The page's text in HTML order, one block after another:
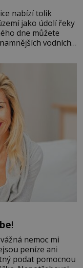
nabízí tolik
jako údolí řeky
dne můžete
vodních
památek ve
nemoc mi
peníze ani
podat pomocnou